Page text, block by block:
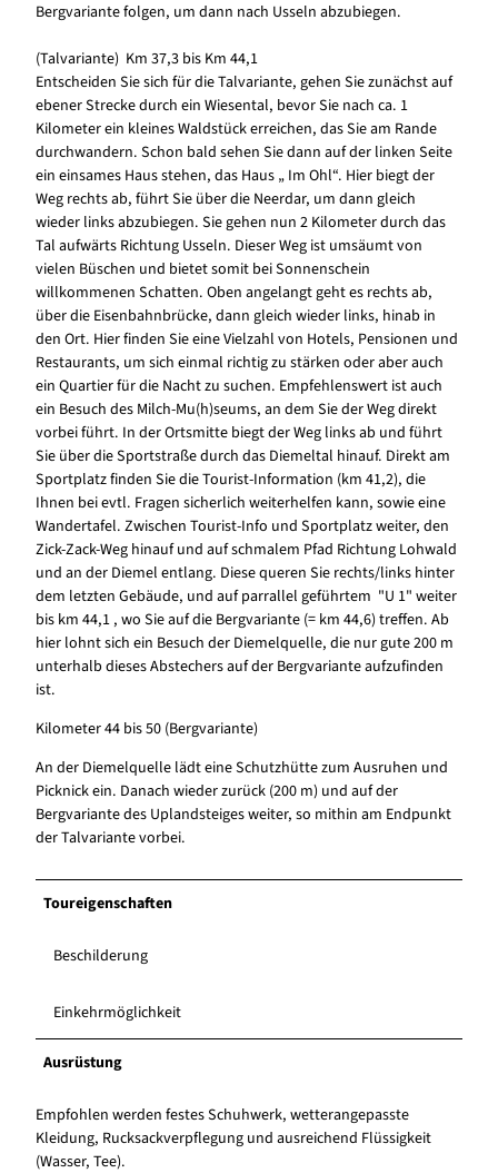
Bergvariante folgen, um dann nach Usseln abzubiegen.
(Talvariante) Km 37,3 bis Km 44,1
Entscheiden Sie sich für die Talvariante, gehen Sie zunächst auf
ebener Strecke durch ein Wiesental, bevor Sie nach ca. 1
Kilometer ein kleines Waldstück erreichen, das Sie am Rande
durchwandern. Schon bald sehen Sie dann auf der linken Seite
ein einsames Haus stehen, das Haus „ Im Ohl“. Hier biegt der
Weg rechts ab, führt Sie über die Neerdar, um dann gleich
wieder links abzubiegen. Sie gehen nun 2 Kilometer durch das
Tal aufwärts Richtung Usseln. Dieser Weg ist umsäumt von
vielen Büschen und bietet somit bei Sonnenschein
willkommenen Schatten. Oben angelangt geht es rechts ab,
über die Eisenbahnbrücke, dann gleich wieder links, hinab in
den Ort. Hier finden Sie eine Vielzahl von Hotels, Pensionen und
Restaurants, um sich einmal richtig zu stärken oder aber auch
ein Quartier für die Nacht zu suchen. Empfehlenswert ist auch
ein Besuch des Milch-Mu(h)seums, an dem Sie der Weg direkt
vorbei führt. In der Ortsmitte biegt der Weg links ab und führt
Sie über die Sportstraße durch das Diemeltal hinauf. Direkt am
Sportplatz finden Sie die Tourist-Information (km 41,2), die
Ihnen bei evtl. Fragen sicherlich weiterhelfen kann, sowie eine
Wandertafel. Zwischen Tourist-Info und Sportplatz weiter, den
Zick-Zack-Weg hinauf und auf schmalem Pfad Richtung Lohwald
und an der Diemel entlang. Diese queren Sie rechts/links hinter
dem letzten Gebäude, und auf parrallel geführtem "U 1" weiter
bis km 44,1 , wo Sie auf die Bergvariante (= km 44,6) treffen. Ab
hier lohnt sich ein Besuch der Diemelquelle, die nur gute 200 m
unterhalb dieses Abstechers auf der Bergvariante aufzufinden
ist.
Kilometer 44 bis 50 (Bergvariante)
An der Diemelquelle lädt eine Schutzhütte zum Ausruhen und
Picknick ein. Danach wieder zurück (200 m) und auf der
Bergvariante des Uplandsteiges weiter, so mithin am Endpunkt
der Talvariante vorbei.
Toureigenschaften
Beschilderung
Einkehrmöglichkeit
Ausrüstung
Empfohlen werden festes Schuhwerk, wetterangepasste
Kleidung, Rucksackverpflegung und ausreichend Flüssigkeit
(Wasser, Tee).